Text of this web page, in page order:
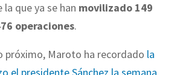
la que ya se han movilizado 149
operaciones.
próximo, Maroto ha recordado la